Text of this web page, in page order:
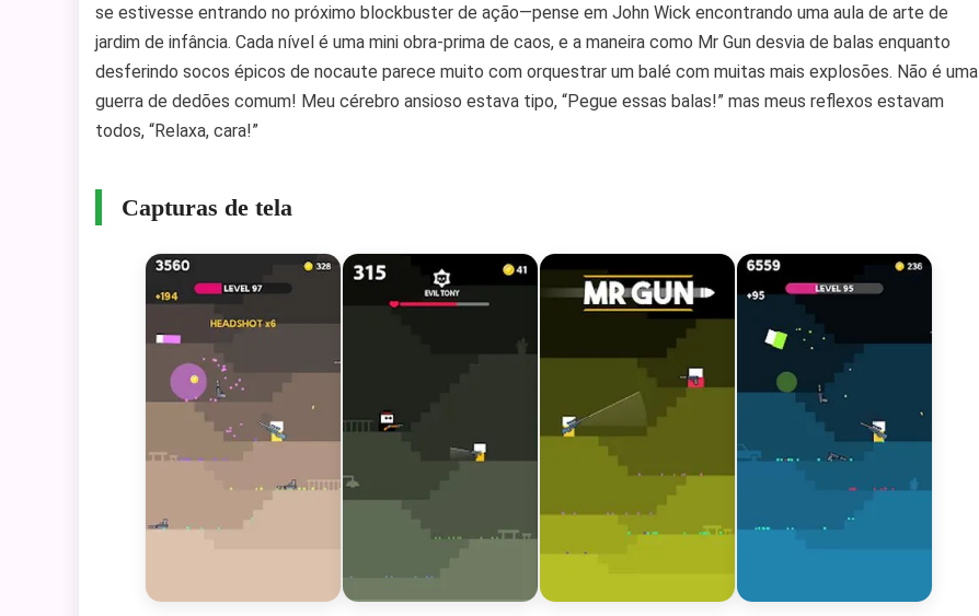
se estivesse entrando no próximo blockbuster de ação—pense em John Wick encontrando uma aula de arte de
jardim de infância. Cada nível é uma mini obra-prima de caos, e a maneira como Mr Gun desvia de balas enquanto
desferindo socos épicos de nocaute parece muito com orquestrar um balé com muitas mais explosões. Não é uma
guerra de dedões comum! Meu cérebro ansioso estava tipo, “Pegue essas balas!” mas meus reflexos estavam
todos, “Relaxa, cara!”
Capturas de tela